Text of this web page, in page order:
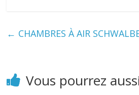
← CHAMBRES À AIR
Vous pourrez